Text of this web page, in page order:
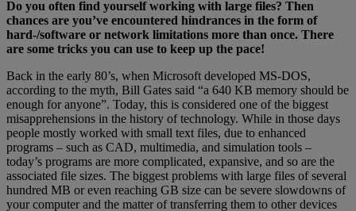
Do you often find yourself working with large files? Then
chances are you’ve encountered hindrances in the form of
hard-/software or network limitations more than once. There
are some tricks you can use to keep up the pace!
Back in the early 80’s, when Microsoft developed MS-DOS,
according to the myth, Bill Gates said “a 640 KB memory should be
enough for anyone”. Today, this is considered one of the biggest
misapprehensions in the history of technology. While in those days
people mostly worked with small text files, due to enhanced
programs – such as CAD, multimedia, and simulation tools –
today’s programs are more complicated, expansive, and so are the
associated file sizes. The biggest problems with large files of several
hundred MB or even reaching GB size can be severe slowdowns of
your computer and the matter of transferring them to other devices